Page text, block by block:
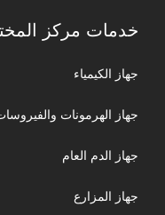
خدمات مركز
جهاز الكيمياء
جهاز الهرمونات
جهاز الدم العام
جهاز المزارع